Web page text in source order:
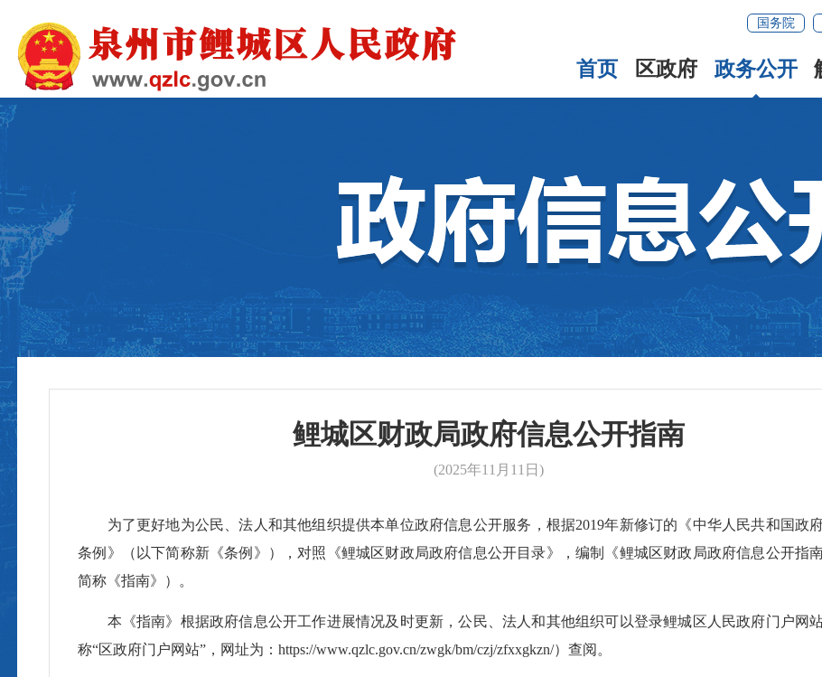
国务院
首页 区政府 政务公开
鲤城区财政局政府信息公开指南
(2025年11月11日)
为了更好地为公民、法人和其他组织提供本单位政府信息公开服务，根据2019年新修订的《中华人民共和国政
条例》（以下简称新《条例》），对照《鲤城区财政局政府信息公开目录》，编制《鲤城区财政局政府信息公开指
简称《指南》）。
本《指南》根据政府信息公开工作进展情况及时更新，公民、法人和其他组织可以登录鲤城区人民政府门户网
称“区政府门户网站”，网址为：https://www.qzlc.gov.cn/zwgk/bm/czj/zfxxgkzn/）查阅。